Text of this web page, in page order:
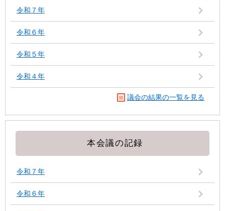
令和７年
令和６年
令和５年
令和４年
議会の結果の一覧を見る
本会議の記録
令和７年
令和６年